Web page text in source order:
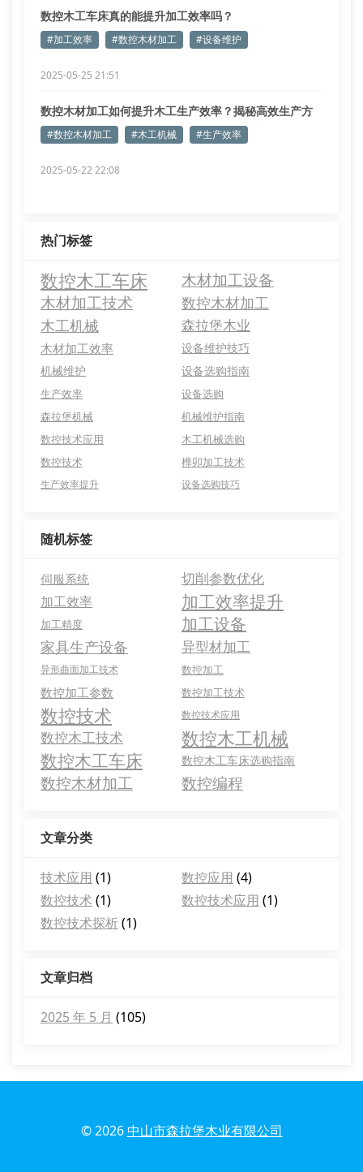
数控木工车床真的能提升加工效率吗？
#加工效率 #数控木材加工 #设备维护
2025-05-25 21:51
数控木材加工如何提升木工生产效率？揭秘高效生产方
案#数控木材加工 #木工机械 #生产效率
2025-05-22 22:08
热门标签
数控木工车床 木材加工设备
木材加工技术
数控木材加工
木工机械
森拉堡木业
木材加工效率
设备维护技巧
机械维护
设备选购指南
生产效率
设备选购
森拉堡机械
机械维护指南
数控技术应用
木工机械选购
数控技术
榫卯加工技术
生产效率提升 设备选购技巧
随机标签
伺服系统 切削参数优化
加工效率 加工效率提升
加工精度 加工设备
家具生产设备 异型材加工
异形曲面加工技术 数控加工
数控加工参数 数控加工技术
数控技术 数控技术应用
数控木工技术 数控木工机械
数控木工车床 数控木工车床选购指南
数控木材加工 数控编程
文章分类
技术应用 (1) 数控应用 (4)
数控技术(1) 数控技术应用 (1)
数控技术探析(1)
文章归档
2025 年 5 月 (105)
© 2026中山市森拉堡木业有限公司